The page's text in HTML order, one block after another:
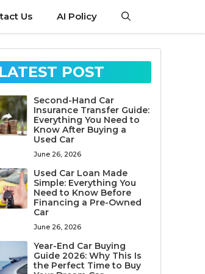
Us AI Policy
LATEST POST
Second-Hand Car
Insurance Transfer Guide:
Everything You Need to
Know After Buying a
Used Car
June 26, 2026
Used Car Loan Made
Simple: Everything You
Need to Know Before
Financing a Pre-Owned
Car
June 26, 2026
Year-End Car Buying
Guide 2026: Why This Is
the Perfect Time to Buy